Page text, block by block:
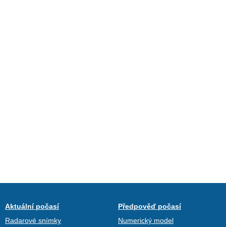
Aktuální počasí
Radarové snímky
Předpověď počasí
Numerický model